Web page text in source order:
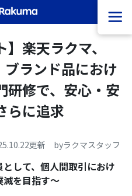
】楽天ラクマ、
ブランド品におけ
研修で、安心・安
らに追求
更新 byラクマスタッフ
して、個人間取引におけ
滅を目指す～